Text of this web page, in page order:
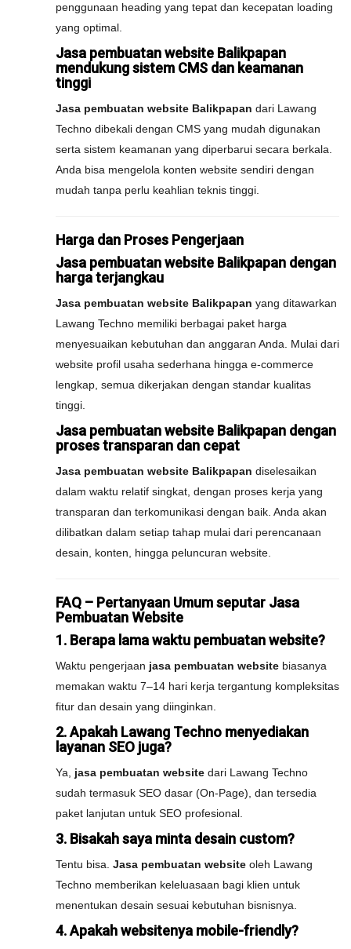
penggunaan heading yang tepat dan kecepatan loading
yang optimal.
Jasa pembuatan website Balikpapan
mendukung sistem CMS dan keamanan
tinggi
Jasa pembuatan website Balikpapan dari Lawang
Techno dibekali dengan CMS yang mudah digunakan
serta sistem keamanan yang diperbarui secara berkala.
Anda bisa mengelola konten website sendiri dengan
mudah tanpa perlu keahlian teknis tinggi.
Harga dan Proses Pengerjaan
Jasa pembuatan website Balikpapan dengan
harga terjangkau
Jasa pembuatan website Balikpapan yang ditawarkan
Lawang Techno memiliki berbagai paket harga
menyesuaikan kebutuhan dan anggaran Anda. Mulai dari
website profil usaha sederhana hingga e-commerce
lengkap, semua dikerjakan dengan standar kualitas
tinggi.
Jasa pembuatan website Balikpapan dengan
proses transparan dan cepat
Jasa pembuatan website Balikpapan diselesaikan
dalam waktu relatif singkat, dengan proses kerja yang
transparan dan terkomunikasi dengan baik. Anda akan
dilibatkan dalam setiap tahap mulai dari perencanaan
desain, konten, hingga peluncuran website.
FAQ – Pertanyaan Umum seputar Jasa
Pembuatan Website
1. Berapa lama waktu pembuatan website?
Waktu pengerjaan jasa pembuatan website biasanya
memakan waktu 7–14 hari kerja tergantung kompleksitas
fitur dan desain yang diinginkan.
2. Apakah Lawang Techno menyediakan
layanan SEO juga?
Ya, jasa pembuatan website dari Lawang Techno
sudah termasuk SEO dasar (On-Page), dan tersedia
paket lanjutan untuk SEO profesional.
3. Bisakah saya minta desain custom?
Tentu bisa. Jasa pembuatan website oleh Lawang
Techno memberikan keleluasaan bagi klien untuk
menentukan desain sesuai kebutuhan bisnisnya.
4. Apakah websitenya mobile-friendly?